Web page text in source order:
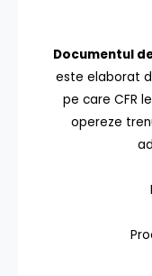
Documentul
este elaborat
pe care CFR
opereze